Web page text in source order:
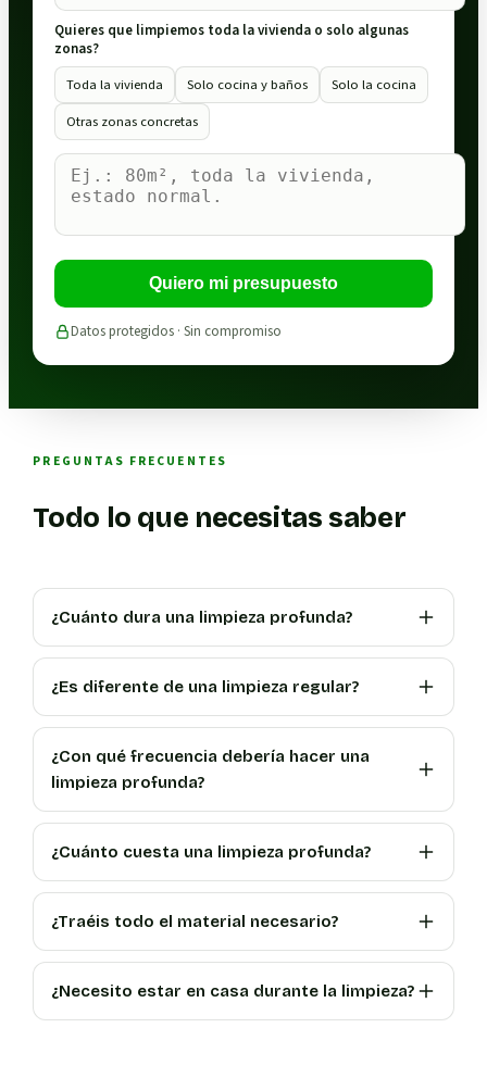
Quieres que limpiemos toda la vivienda o solo algunas
zonas?
Toda la vivienda
Solo cocina y baños
Solo la cocina
Otras zonas concretas
Quiero mi presupuesto
Datos protegidos · Sin compromiso
PREGUNTAS FRECUENTES
Todo lo que necesitas saber
¿Cuánto dura una limpieza profunda?
¿Es diferente de una limpieza regular?
¿Con qué frecuencia debería hacer una
limpieza profunda?
¿Cuánto cuesta una limpieza profunda?
¿Traéis todo el material necesario?
¿Necesito estar en casa durante la limpieza?